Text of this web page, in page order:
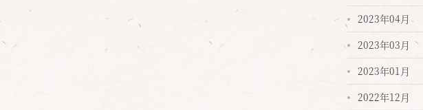
2023年04月
2023年03月
2023年01月
2022年12月